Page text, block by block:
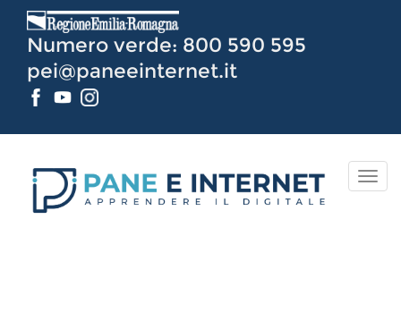
Contenuto
Numero verde: 800 590 595
pei@paneeinternet.it